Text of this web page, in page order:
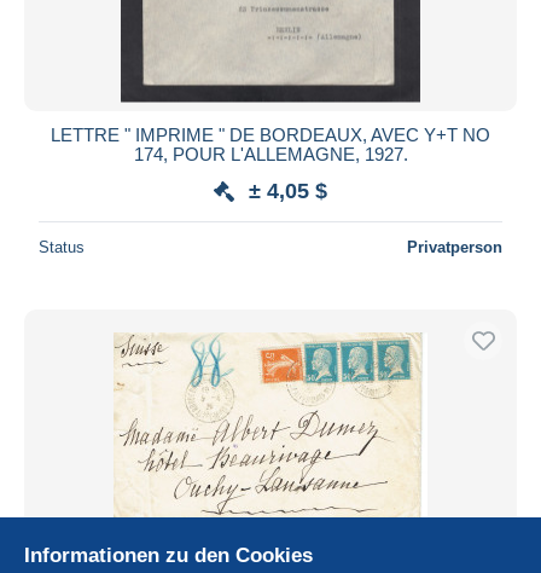
LETTRE " IMPRIME " DE BORDEAUX, AVEC Y+T NO
174, POUR L'ALLEMAGNE, 1927.
± 4,05 $
Status Privatperson
Informationen zu den Cookies